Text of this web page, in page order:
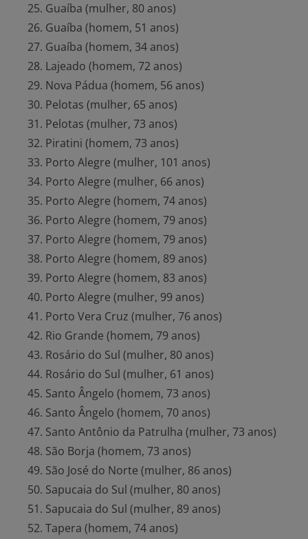
Guaíba (mulher, 80 anos)
Guaíba (homem, 51 anos)
Guaíba (homem, 34 anos)
Lajeado (homem, 72 anos)
Nova Pádua (homem, 56 anos)
Pelotas (mulher, 65 anos)
Pelotas (mulher, 73 anos)
Piratini (homem, 73 anos)
Porto Alegre (mulher, 101 anos)
Porto Alegre (mulher, 66 anos)
Porto Alegre (homem, 74 anos)
Porto Alegre (homem, 79 anos)
Porto Alegre (homem, 79 anos)
Porto Alegre (homem, 89 anos)
Porto Alegre (homem, 83 anos)
Porto Alegre (mulher, 99 anos)
Porto Vera Cruz (mulher, 76 anos)
Rio Grande (homem, 79 anos)
Rosário do Sul (mulher, 80 anos)
Rosário do Sul (mulher, 61 anos)
Santo Ângelo (homem, 73 anos)
Santo Ângelo (homem, 70 anos)
Santo Antônio da Patrulha (mulher, 73 anos)
São Borja (homem, 73 anos)
São José do Norte (mulher, 86 anos)
Sapucaia do Sul (mulher, 80 anos)
Sapucaia do Sul (mulher, 89 anos)
Tapera (homem, 74 anos)